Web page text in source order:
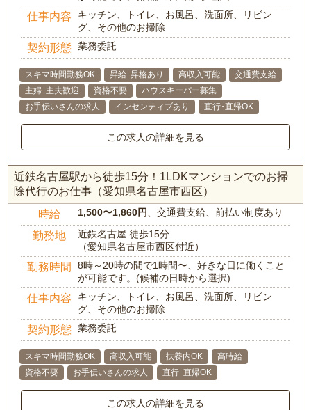
仕事内容
キッチン、トイレ、お風呂、洗面所、リビン
グ、その他のお掃除
契約形態 業務委託
スキマ時間勤務OK 昇給･昇格あり 高収入可能
交通費支給
主婦･主夫歓迎
資格不要
ハウスキーパー募集
お手伝いさんの求人
インセンティブあり 直行･直帰OK
この求人の詳細を見る
近鉄名古屋駅から徒歩15分！1LDKマンションでのお掃
除代行のお仕事（愛知県名古屋市西区）
時給 1,500〜1,860円、交通費支給、前払い制度あり
勤務地
近鉄名古屋 徒歩15分
（愛知県名古屋市西区付近）
勤務時間
8時～20時の間で1時間〜、好きな日に働くこと
が可能です。(候補の日時から選択)
仕事内容
キッチン、トイレ、お風呂、洗面所、リビン
グ、その他のお掃除
契約形態 業務委託
スキマ時間勤務OK 高収入可能 扶養内OK
高時給
資格不要
お手伝いさんの求人 直行･直帰OK
この求人の詳細を見る